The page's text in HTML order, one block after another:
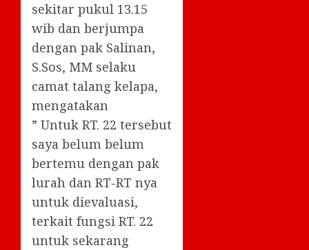
sekitar pukul 13.15
wib dan berjumpa
dengan pak Salinan,
S.Sos, MM selaku
camat talang kelapa,
mengatakan
” Untuk RT. 22 tersebut
saya belum belum
bertemu dengan pak
lurah dan RT-RT nya
untuk dievaluasi,
terkait fungsi RT. 22
untuk sekarang